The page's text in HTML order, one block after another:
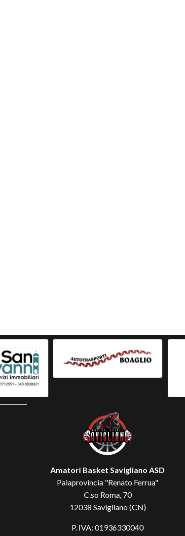
Amatori Basket Savigliano ASD
Palaprovincia "Renato Ferrua"
C.so Roma, 70
12038 Savigliano (CN)
P. IVA: 01936330040